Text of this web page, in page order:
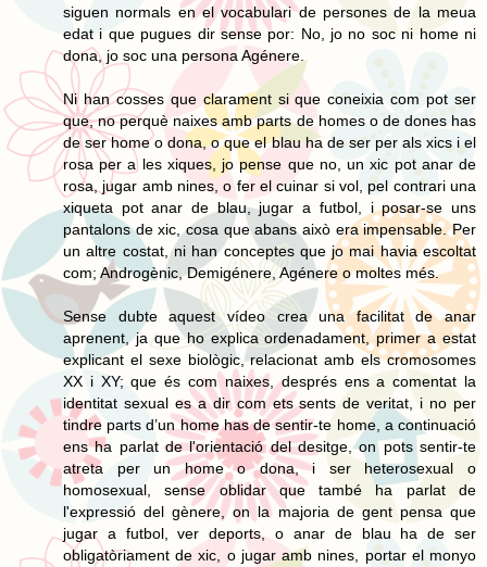
siguen normals en el vocabulari de persones de la meua
edat i que pugues dir sense por: No, jo no soc ni home ni
dona, jo soc una persona Agénere.
Ni han cosses que clarament si que coneixia com pot ser
que, no perquè naixes amb parts de homes o de dones has
de ser home o dona, o que el blau ha de ser per als xics i el
rosa per a les xiques, jo pense que no, un xic pot anar de
rosa, jugar amb nines, o fer el cuinar si vol, pel contrari una
xiqueta pot anar de blau, jugar a futbol, i posar-se uns
pantalons de xic, cosa que abans això era impensable. Per
un altre costat, ni han conceptes que jo mai havia escoltat
com; Androgènic, Demigénere, Agénere o moltes més.
Sense dubte aquest vídeo crea una facilitat de anar
aprenent, ja que ho explica ordenadament, primer a estat
explicant el sexe biològic, relacionat amb els cromosomes
XX i XY; que és com naixes, després ens a comentat la
identitat sexual es a dir com ets sents de veritat, i no per
tindre parts d’un home has de sentir-te home, a continuació
ens ha parlat de l'orientació del desitge, on pots sentir-te
atreta per un home o dona, i ser heterosexual o
homosexual, sense oblidar que també ha parlat de
l'expressió del gènere, on la majoria de gent pensa que
jugar a futbol, ver deports, o anar de blau ha de ser
obligatòriament de xic, o jugar amb nines, portar el monyo